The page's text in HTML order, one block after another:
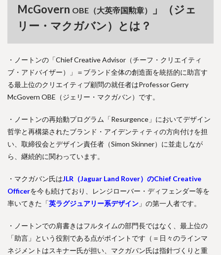
McGovern OBE（大英帝国勲章）
」（ジェ
リー・マクガバン）とは？
・ノートンの「Chief Creative Advisor（チーフ・クリエイティ
ブ・アドバイザー）」＝ブランド全体の創造面を統括的に助言す
る最上位のクリエイティブ顧問の就任者はProfessor Gerry
McGovern OBE（ジェリー・マクガバン）です。
・ノートンの再始動プログラム「Resurgence」においてデザイン
哲学と再構築されたブランド・アイデンティティの方向付けを担
い、取締役会とデザイン責任者（Simon Skinner）に並走しなが
ら、継続的に関わっています。
・マクガバン氏はJLR（Jaguar Land Rover）のChief Creative
Officerを今も続けており、レンジローバー・ディフェンダー等を
率いてきた「英ラグジュアリー系デザイン 」の第一人者です。
・ノートンでの肩書きはフルタイムの部門長ではなく、最上位の
「助言」という役割である点がポイントです（＝日々のラインマ
ネジメントはスキナー氏が担い、マクガバン氏は指針づくりと重